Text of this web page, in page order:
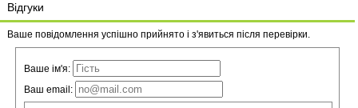
Відгуки
Ваше повідомлення успішно прийнято і з'явиться після перевірки.
Ваше ім'я:
Ваш email: